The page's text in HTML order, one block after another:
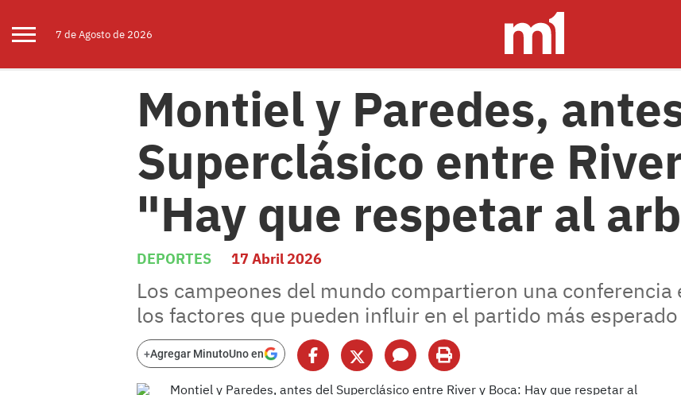
7 deAgostode 2026
Montiel y Paredes,
Superclásico entre
"Hay que respetar al
DEPORTES 17 Abril 2026
Los campeones del mundo compartieron una conferencia
los factores que pueden influir en el partido más
+Agregar MinutoUno en